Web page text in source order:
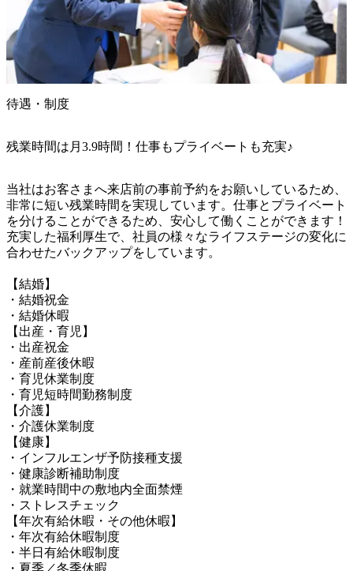
待遇・制度
残業時間は月3.9時間！仕事もプライベートも充実♪
当社はお客さまへ来店前の事前予約をお願いしているため、
非常に短い残業時間を実現しています。仕事とプライベート
を分けることができるため、安心して働くことができます！
充実した福利厚生で、社員の様々なライフステージの変化に
合わせたバックアップをしています。
【結婚】
・結婚祝金
・結婚休暇
【出産・育児】
・出産祝金
・産前産後休暇
・育児休業制度
・育児短時間勤務制度
【介護】
・介護休業制度
【健康】
・インフルエンザ予防接種支援
・健康診断補助制度
・就業時間中の敷地内全面禁煙
・ストレスチェック
【年次有給休暇・その他休暇】
・年次有給休暇制度
・半日有給休暇制度
・夏季／冬季休暇